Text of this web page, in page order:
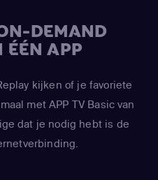
DEMAND
ÉÉN APP
kijken of je favoriete
met APP TV Basic van
dat je nodig hebt is de